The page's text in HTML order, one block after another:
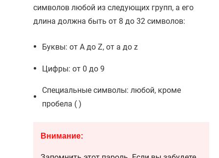
символов любой из следующих групп, а его
длина должна быть от 8 до 32 символов:
Буквы: от A до Z, от a до z
Цифры: от 0 до 9
Специальные символы: любой, кроме
пробела ( )
Внимание: